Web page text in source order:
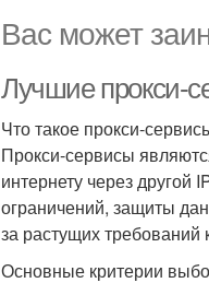
Вас может
Лучшие прокси-
Что такое прокси-
Прокси-сервисы
интернету через другой
ограничений, защиты
за растущих требований
Основные критерии